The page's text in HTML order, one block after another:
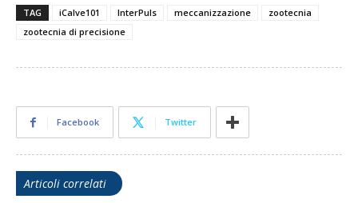
TAG iCalve101 InterPuls meccanizzazione
zootecnia
zootecnia di precisione
Facebook Twitter
Articoli correlati